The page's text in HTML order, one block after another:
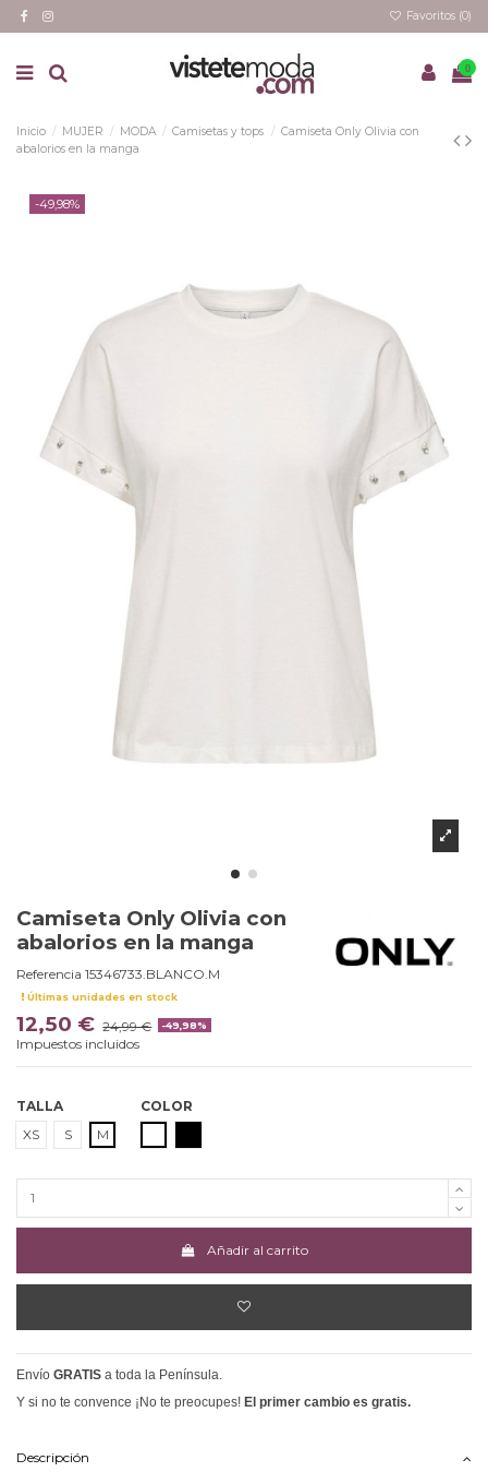
Favoritos (0)
0
Inicio MUJER MODA Camisetas y tops
Camiseta Only Olivia con
abalorios en la manga
-49,98%
Camiseta Only Olivia con
abalorios en la manga
Referencia 15346733.BLANCO.M
Últimas unidades en stock
12,50 € 24,99 € -49,98%
Impuestos incluidos
TALLA
XS
S M
COLOR
Añadir al carrito
Envío GRATIS a toda la Península.
Y si no te convence ¡No te preocupes! El primer cambio es gratis.
Descripción